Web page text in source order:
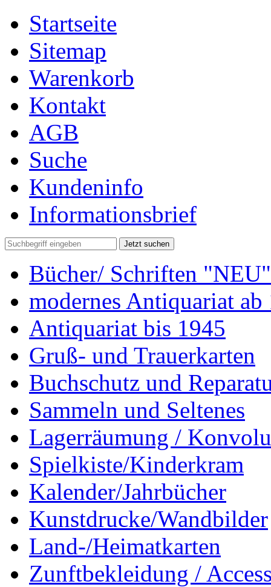
Startseite
Sitemap
Warenkorb
Kontakt
AGB
Suche
Kundeninfo
Informationsbrief
Jetzt suchen
Bücher/ Schriften "NEU"
modernes Antiquariat ab
Antiquariat bis 1945
Gruß- und Trauerkarten
Buchschutz und
Sammeln und Seltenes
Lagerräumung /
Spielkiste/Kinderkram
Kalender/Jahrbücher
Kunstdrucke/Wandbilder
Land-/Heimatkarten
Zunftbekleidung /